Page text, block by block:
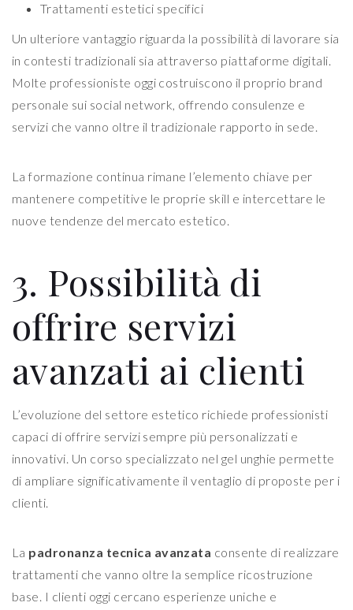
Trattamenti estetici specifici
Un ulteriore vantaggio riguarda la possibilità di lavorare sia
in contesti tradizionali sia attraverso piattaforme digitali.
Molte professioniste oggi costruiscono il proprio brand
personale sui social network, offrendo consulenze e
servizi che vanno oltre il tradizionale rapporto in sede.
La formazione continua rimane l’elemento chiave per
mantenere competitive le proprie skill e intercettare le
nuove tendenze del mercato estetico.
3. Possibilità di
offrire servizi
avanzati ai clienti
L’evoluzione del settore estetico richiede professionisti
capaci di offrire servizi sempre più personalizzati e
innovativi. Un corso specializzato nel gel unghie permette
di ampliare significativamente il ventaglio di proposte per i
clienti.
La padronanza tecnica avanzata consente di realizzare
trattamenti che vanno oltre la semplice ricostruzione
base. I clienti oggi cercano esperienze uniche e